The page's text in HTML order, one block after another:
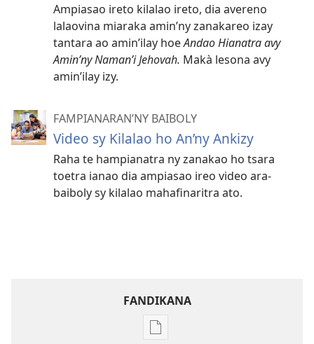
Ampiasao ireto kilalao ireto, dia avereno
lalaovina miaraka amin’ny zanakareo izay
tantara ao amin’ilay hoeAndao Hianatra avy
Amin’ny Naman’i Jehovah. Makà lesona avy
amin’ilay izy.
FAMPIANARAN’NY BAIBOLY
Video sy Kilalao ho An’ny Ankizy
Raha te hampianatra ny zanakao ho tsara
toetra ianao dia ampiasao ireo video ara-
baiboly sy kilalao mahafinaritra ato.
FANDIKANA
Fandikana